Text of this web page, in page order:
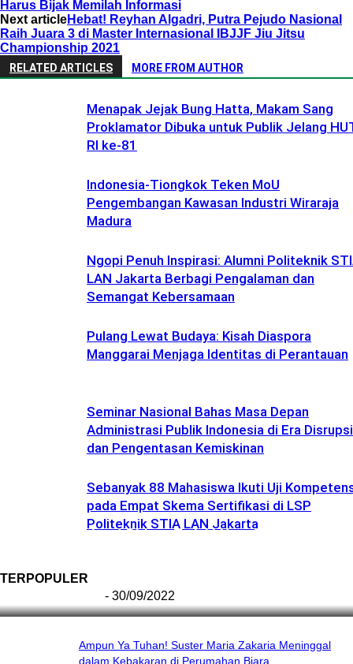
Harus Bijak Memilah Informasi
Next articleHebat! Reyhan Algadri, Putra Pejudo Nasional
Raih Juara 3 di Master Internasional IBJJF Jiu Jitsu
Championship 2021
RELATED ARTICLES MORE FROM AUTHOR
Menapak Jejak Bung Hatta, Makam Sang
Proklamator Dibuka untuk Publik Jelang
RI ke-81
Indonesia-Tiongkok Teken MoU
Pengembangan Kawasan Industri Wiraraja
Madura
Ngopi Penuh Inspirasi: Alumni Politeknik
LAN Jakarta Berbagi Pengalaman dan
Semangat Kebersamaan
Pulang Lewat Budaya: Kisah Diaspora
Manggarai Menjaga Identitas di Perantauan
Seminar Nasional Bahas Masa Depan
Administrasi Publik Indonesia di Era Disrupsi
dan Pengentasan Kemiskinan
Sebanyak 88 Mahasiswa Ikuti Uji
pada Empat Skema Sertifikasi di LSP
Politeknik STIA LAN Jakarta
TERPOPULER
Ini Kronologinya! Diduga Teriaki Kata Sambo, Para
- 30/09/2022
Ampun Ya Tuhan! Suster Maria Zakaria Meninggal
dalam Kebakaran di Perumahan Biara